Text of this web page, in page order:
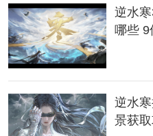
6、第三轮证据：证物-木匣;
7、最后一轮证据：证人-严
药。
按照以上顺序完成凶手指认
以上就是逆水寒手游夺命之
逆水
哪些 9
逆水
景获